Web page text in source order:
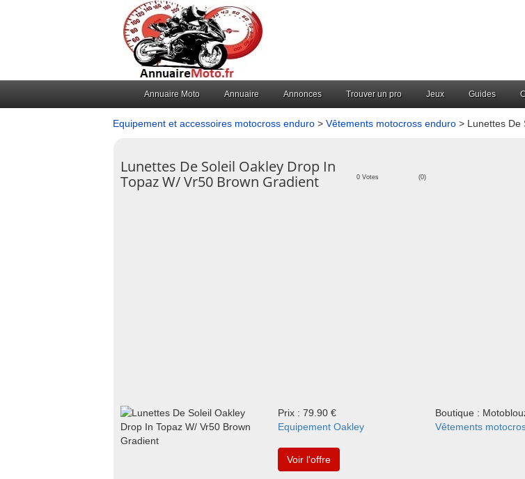
Annuaire Moto Annuaire Annonces Trouver un pro Jeux Guides
Equipement et accessoires motocross enduro > Vêtements motocross enduro > Lunettes De
Lunettes De Soleil Oakley Drop In
Topaz W/ Vr50 Brown Gradient
0 Votes (0)
Prix : 79.90 €
Boutique :
Equipement Oakley
Vêtements
Voir l'offre